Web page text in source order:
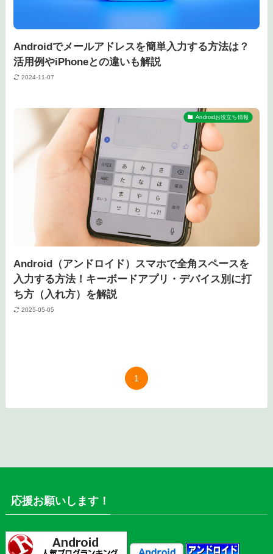
Androidでメールアドレスを簡単入力する方法は？
活用例やiPhoneとの違いも解説
2024-11-07
Androidお役立ち情報
Android（アンドロイド）スマホで全角スペースを
入力する方法！キーボードアプリ・デバイス別に打
ち方（入れ方）を解説
2025-05-05
1
応援お願いします！